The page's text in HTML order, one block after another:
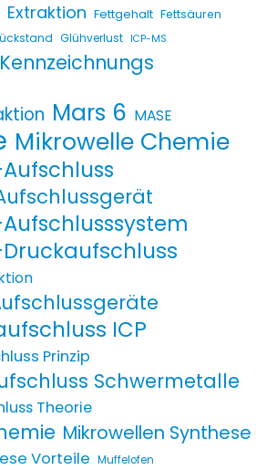
Extraktion Fettgehalt Fettsäuren
Glühverlust ICP-MS
Mars 6 MASE
Mikrowelle Chemie
ICP
Prinzip
Schwermetalle
Theorie
Mikrowellen Synthese
Vorteile Muffelofen